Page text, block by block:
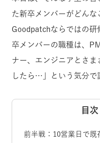
た新卒メンバーがどんな
Goodpatchならではの
卒メンバーの職種は、
ナー、エンジニアとさ
したら…」という気分で
目次
前半戦：10営業日で既